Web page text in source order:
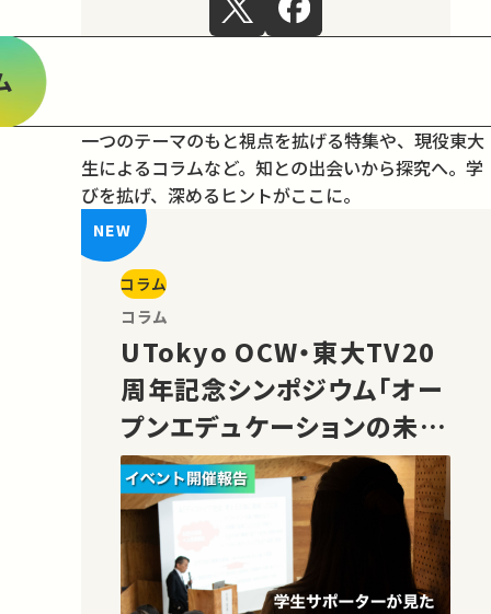
一つのテーマのもと視点を拡げる特集や、現役東大
生によるコラムなど。 知との出会いから探究へ。学
びを拡げ、深めるヒントがここに。
コラム
コラム
UTokyo OCW・東大TV20
周年記念シンポジウム「オー
プンエデュケーションの未
来」の様子をご紹介！